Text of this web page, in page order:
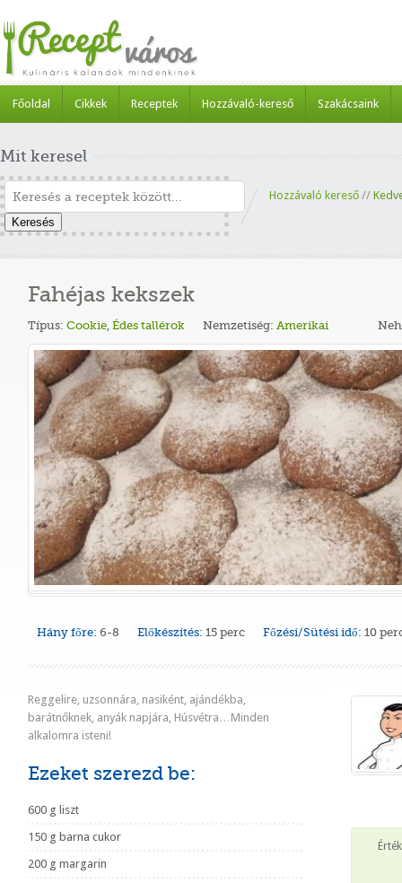
Főoldal Cikkek Receptek Hozzávaló-kereső Szakácsaink
Mit keresel
Keresés
Hozzávaló kereső //
Fahéjas kekszek
Típus: Cookie, Édes tallérok Nemzetiség: Amerikai
Hány főre: 6-8 Előkészítés: 15 perc Főzési/Sütési idő: 10
Reggelire, uzsonnára, nasiként, ajándékba,
barátnőknek, anyák napjára, Húsvétra…Minden
alkalomra isteni!
Ezeket szerezd be:
600 g liszt
150 g barna cukor
200 g margarin